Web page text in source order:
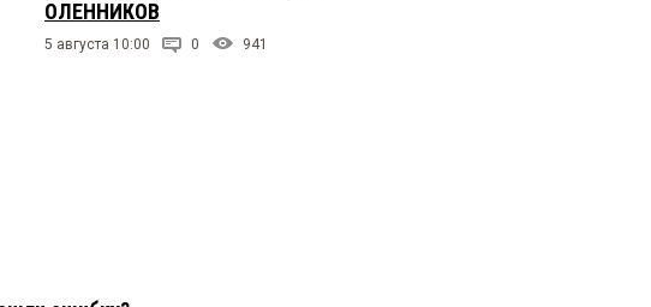
ОЛЕННИКОВ
5 августа 10:00 0 941